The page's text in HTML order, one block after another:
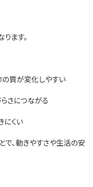
ます。
の質が変化しやすい
さにつながる
にくい
で、動きやすさや生活の安